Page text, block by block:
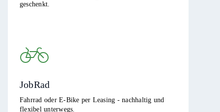
geschenkt.
JobRad
Fahrrad oder E-Bike per Leasing - nachhaltig und
flexibel unterwegs.